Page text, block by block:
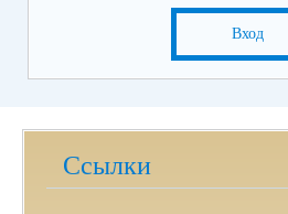
Вход
Ссылки